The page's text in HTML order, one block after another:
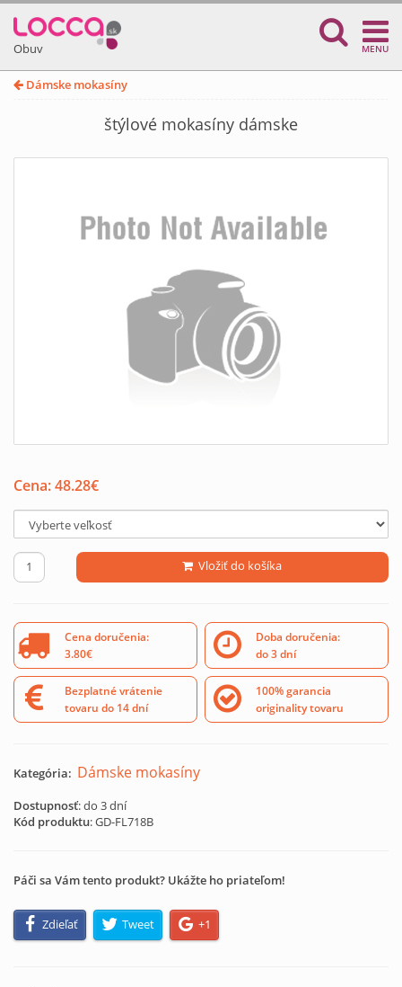
Obuv MENU
Dámske mokasíny
štýlové mokasíny dámske
Cena:48.28€
Vložiť do košíka
Cena doručenia:
3.80€
Doba doručenia:
do 3 dní
Bezplatné vrátenie
tovaru do 14 dní
100% garancia
originality tovaru
Kategória: Dámske mokasíny
Dostupnosť: do 3 dní
Kód produktu:GD-FL718B
Páči sa Vám tento produkt? Ukážte ho priateľom!
Zdieľať Tweet +1